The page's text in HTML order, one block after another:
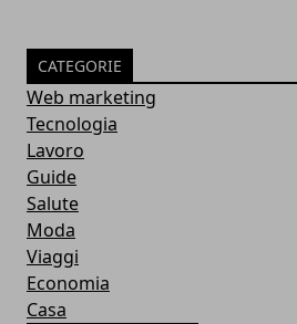
CATEGORIE
Web marketing
Tecnologia
Lavoro
Guide
Salute
Moda
Viaggi
Economia
Casa